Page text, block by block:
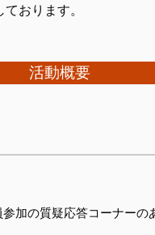
おります。
活動概要
加の質疑応答コーナー